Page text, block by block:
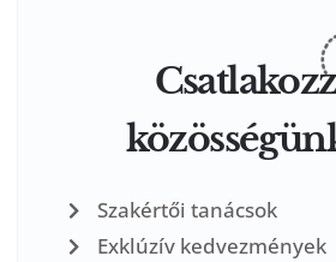
Szakértői tanácsok
Exklúzív kedvezmények